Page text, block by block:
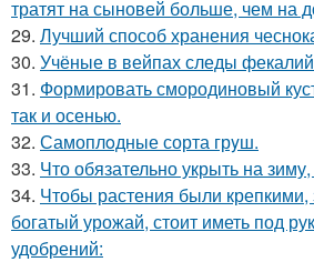
тратят на сыновей больше, чем на
29. Лучший способ хранения
30. Учёные в вейпах следы
31. Формировать смородиновый
так и осенью.
32. Самоплoдные сорта грyш.
33. Что обязательно укрыть на
34. Чтобы растения были
богатый урожай, стоит иметь под
удобрений: